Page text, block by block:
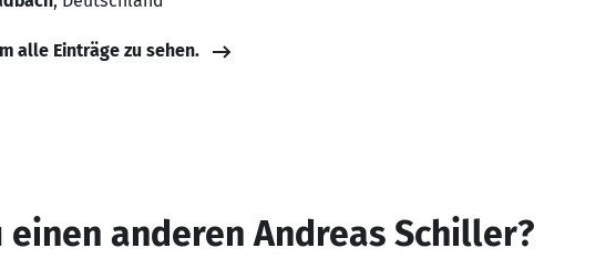
alle Einträge zu sehen.
einen anderen Andreas Schiller?